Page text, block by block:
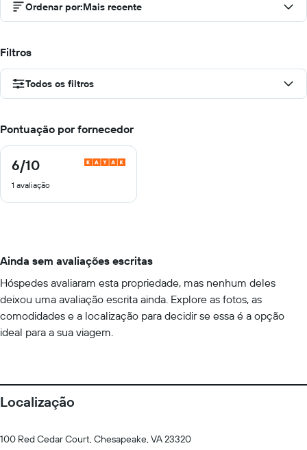
Ordenar por:Mais recente
Filtros
Todos os filtros
Pontuação por fornecedor
6/10
6
de
10
1 avaliação
Ainda sem avaliações escritas
Hóspedes avaliaram esta propriedade, mas nenhum deles
deixou uma avaliação escrita ainda. Explore as fotos, as
comodidades e a localização para decidir se essa é a opção
ideal para a sua viagem.
Localização
100 Red Cedar Court, Chesapeake, VA 23320